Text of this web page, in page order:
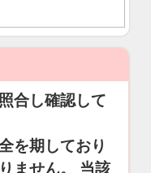
合し確認して
を期しており
ません。 当該